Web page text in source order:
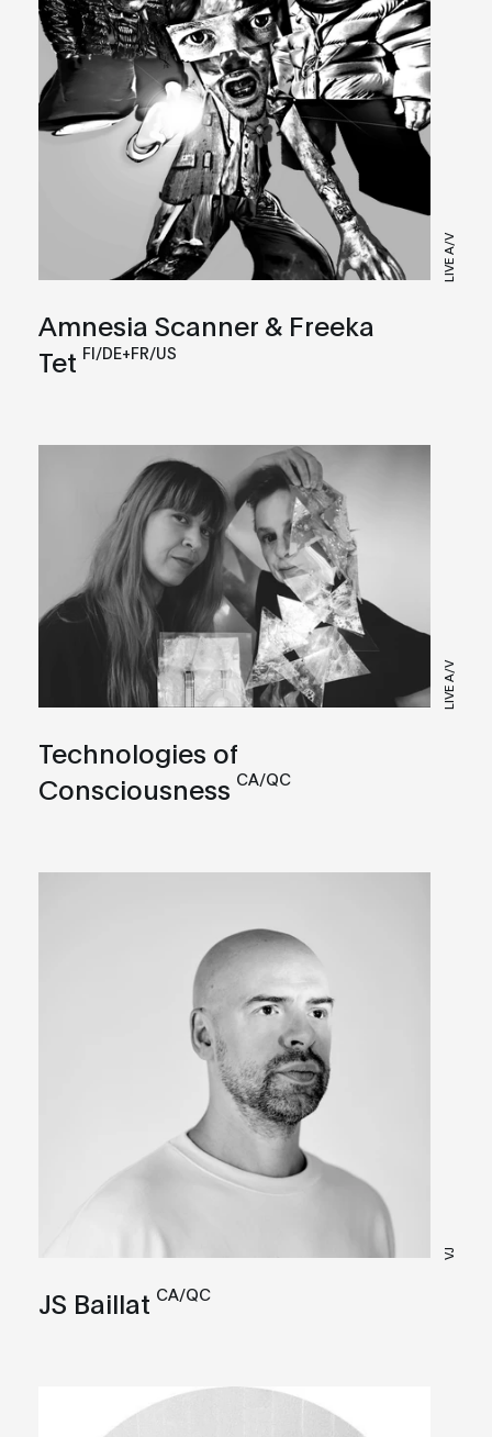
LIVE A/V
Amnesia Scanner & Freeka
Tet FI/DE+FR/US
LIVE A/V
Technologies of
Consciousness CA/QC
VJ
JS Baillat CA/QC